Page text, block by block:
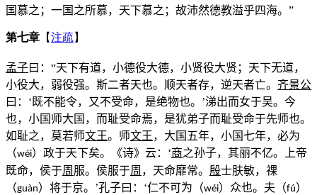
国慕之；一国之所慕，天下慕之；故沛然德教溢乎四海。”
第七章 【注疏】
孟子曰：“天下有道，小德役大德，小贤役大贤；天下无道，
小役大，弱役强。斯二者天也。顺天者存，逆天者亡。 齐景公
曰：‘既不能令，又不受命，是绝物也。’涕出而女于吴。今
也，小国师大国，而耻受命焉，是犹弟子而耻受命于先师也。
如耻之，莫若师文王。师文王 ，大国五年，小国七年，必为
（wéi）政于天下矣。《诗》云：‘商之孙子，其丽不亿。上帝
既命，侯于周 服。侯服于周 ，天命靡常。 殷士肤敏，祼
（guàn）将于京。’孔子曰：‘仁不可为（wéi）众也。夫（fú）